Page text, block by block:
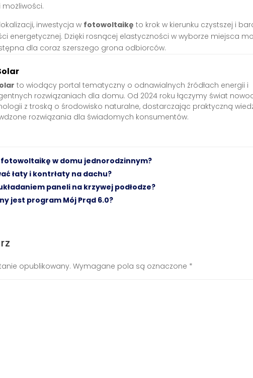
inwestycja w fotowoltaikę to krok w kierunku czystszej i
energetycznej. Dzięki rosnącej elastyczności w wyborze miejsca
dla coraz szerszego grona odbiorców.
to wiodący portal tematyczny o odnawialnych źródłach energii i
rozwiązaniach dla domu. Od 2024 roku łączymy świat
z troską o środowisko naturalne, dostarczając praktyczną
rozwiązania dla świadomych konsumentów.
w domu jednorodzinnym?
łaty i kontrłaty na dachu?
paneli na krzywej podłodze?
jest program Mój Prąd 6.0?
opublikowany. Wymagane pola są oznaczone *